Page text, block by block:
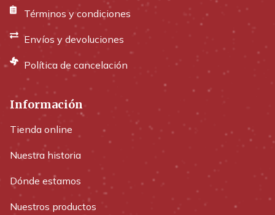
Términos y condiciones
Envíos y devoluciones
Política de cancelación
Información
Tienda online
Nuestra historia
Dónde estamos
Nuestros productos